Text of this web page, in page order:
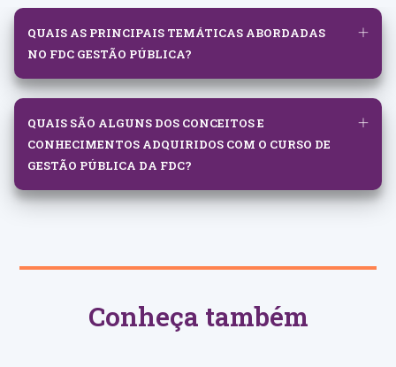
QUAIS AS PRINCIPAIS TEMÁTICAS ABORDADAS
NO FDC GESTÃO PÚBLICA?
QUAIS SÃO ALGUNS DOS CONCEITOS E
CONHECIMENTOS ADQUIRIDOS COM O CURSO DE
GESTÃO PÚBLICA DA FDC?
Conheça também